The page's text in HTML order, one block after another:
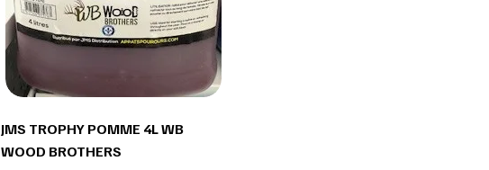
JMS TROPHY POMME 4L WB
WOOD BROTHERS